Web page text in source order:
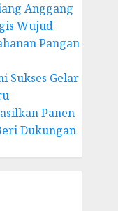
Anggang
Wujud
Pangan
Sukses Gelar
Panen
Dukungan